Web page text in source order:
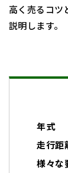
高く売るコツ
説明します。
年式
走行距
様々な